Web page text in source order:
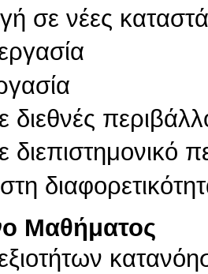
σε νέες
διεθνές
διεπιστημονικό
Μαθήματος